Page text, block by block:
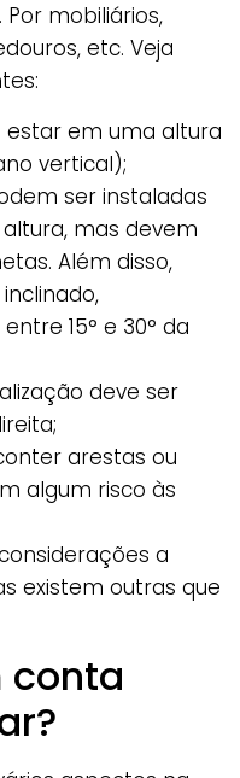
mobiliários,
etc. Veja
estar em uma altura
vertical);
ser instaladas
mas devem
Além disso,
15° e 30° da
deve ser
arestas ou
algum risco às
a
existem outras que
conta